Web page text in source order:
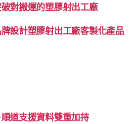
對搬運的塑膠射出工廠
設計塑膠射出工廠客製化產品
道支援資料雙重加持